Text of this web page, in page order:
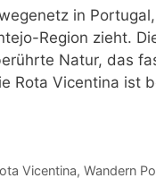
in
Region zieht.
Natur, das
Rota Vicentina ist
Vicentina, Wandern